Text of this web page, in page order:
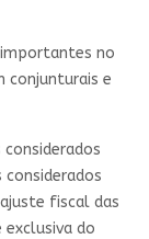
no
conjunturais e
considerados
considerados
fiscal das
do